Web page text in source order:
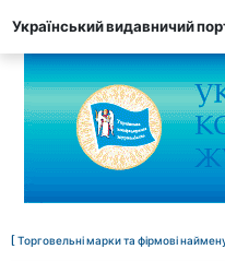
Український видавничий
[ Торговельні марки та фірмові